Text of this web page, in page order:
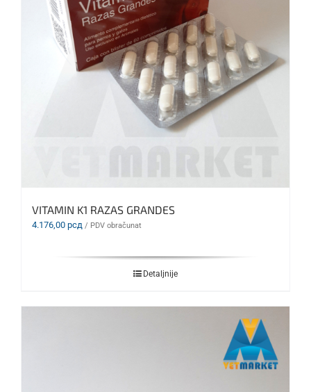
VITAMIN K1 RAZAS GRANDES
4.176,00 рсд / PDV obračunat
Detaljnije